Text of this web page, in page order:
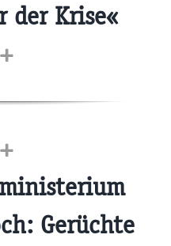
der Krise«
Gerüchte